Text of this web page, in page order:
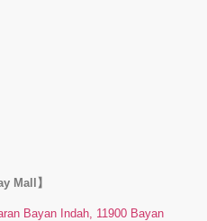
Mall】
Bayan Indah, 11900 Bayan